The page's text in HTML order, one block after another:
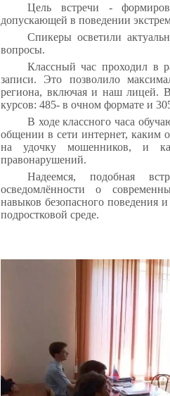
Цель встречи -
допускающей в поведении
Спикеры осветили
вопросы.
Классный час проходил в
записи. Это позволило
региона, включая и наш лицей.
курсов: 485- в очном формате и
В ходе классного часа
общении в сети интернет, каким
на удочку мошенников, и
правонарушений.
Надеемся, подобная
осведомлённости о
навыков безопасного поведения
подростковой среде.